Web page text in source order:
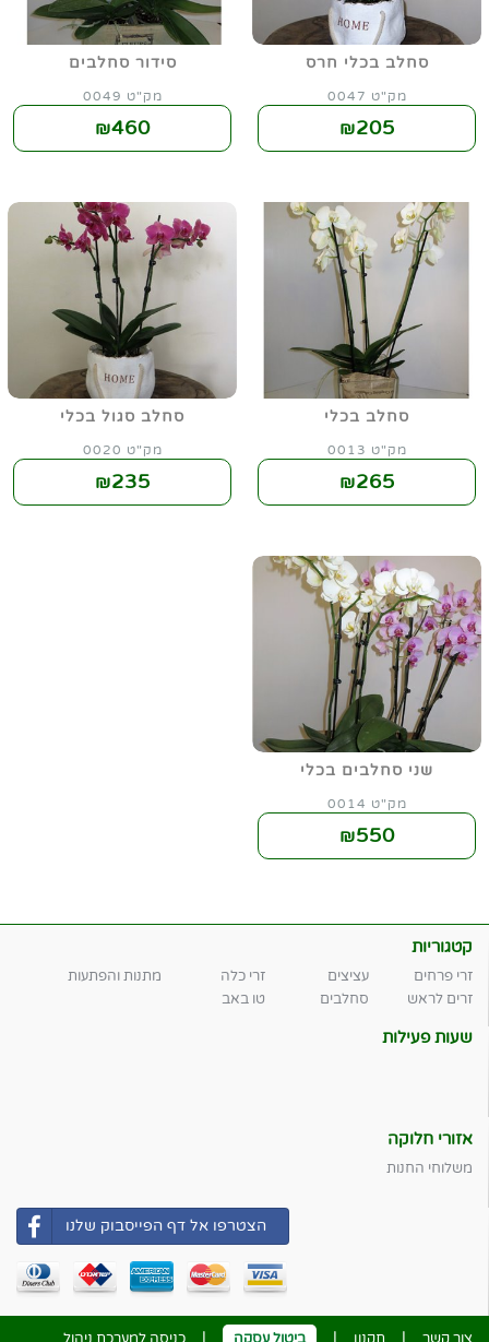
סחלב בכלי חרס
מק"ט 0047
₪205
סידור סחלבים
מק"ט 0049
₪460
סחלב בכלי
מק"ט 0013
₪265
סחלב סגול בכלי
מק"ט 0020
₪235
שני סחלבים בכלי
מק"ט 0014
₪550
קטגוריות
זרי פרחים עציצים זרי כלה
מתנות והפתעות
זרים לראש
סחלבים טו באב
שעות פעילות
אזורי חלוקה
משלוחי החנות
הצטרפו אל דף הפייסבוק שלנו
|
|
|